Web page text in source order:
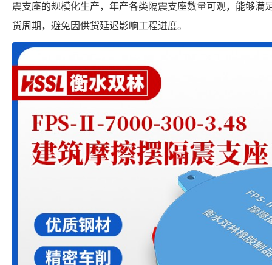
震支座的规模化生产，年产各类隔震支座数量可观，能够满
货周期，避免因供货延迟影响工程进度。